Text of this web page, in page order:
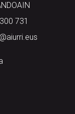
731